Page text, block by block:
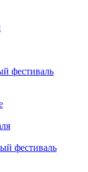
фестиваль
фестиваль